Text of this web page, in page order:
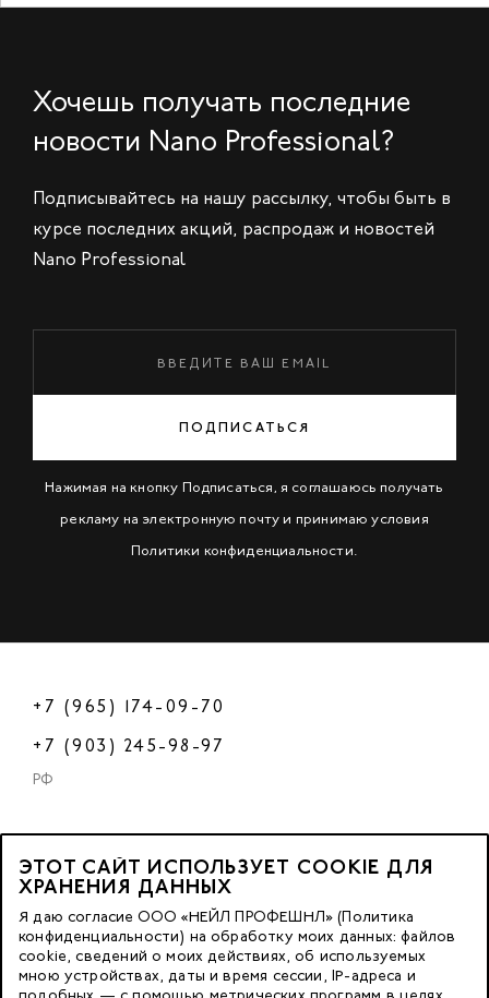
Хочешь получать последние
новости Nano Professional?
Подписывайтесь на нашу рассылку, чтобы быть в
курсе последних акций, распродаж и новостей
Nano Professional
ПОДПИСАТЬСЯ
Нажимая на кнопку Подписаться, я соглашаюсь получать
рекламу на электронную почту и принимаю условия
Политики конфиденциальности.
+7 (965) 174-09-70
+7 (903) 245-98-97
РФ
2023 © OOO «Нейл Профешнл».
Все права защищены.
Москва, м. Калужская,
ул. Бутлерова д. 17
ЭТОТ САЙТ ИСПОЛЬЗУЕТ COOKIE ДЛЯ
ХРАНЕНИЯ ДАННЫХ
Я даю согласие ООО «НЕЙЛ ПРОФЕШНЛ» (Политика
конфиденциальности) на обработку моих данных: файлов
cookie, сведений о моих действиях, об используемых
мною устройствах, даты и время сессии, IP-адреса и